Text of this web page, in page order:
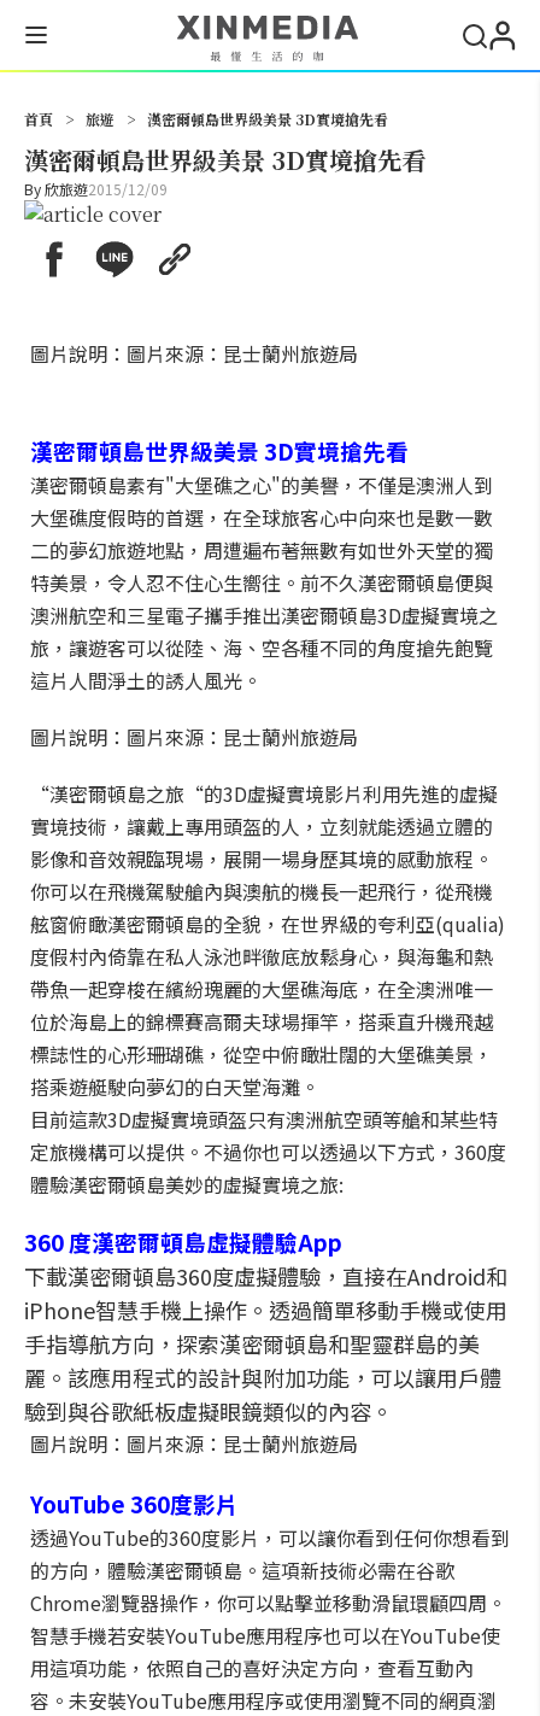
首頁 > 旅遊 > 漢密爾頓島世界級美景 3D實境搶先看
漢密爾頓島世界級美景 3D實境搶先看
By欣旅遊2015/12/09
圖片說明：圖片來源：昆士蘭州旅遊局
漢密爾頓島世界級美景3D實境搶先看
漢密爾頓島素有"大堡礁之心"的美譽，不僅是澳洲人到
大堡礁度假時的首選，在全球旅客心中向來也是數一數
二的夢幻旅遊地點，周遭遍布著無數有如世外天堂的獨
特美景，令人忍不住心生嚮往。前不久漢密爾頓島便與
澳洲航空和三星電子攜手推出漢密爾頓島3D虛擬實境之
旅，讓遊客可以從陸、海、空各種不同的角度搶先飽覽
這片人間淨土的誘人風光。
圖片說明：圖片來源：昆士蘭州旅遊局
“漢密爾頓島之旅“的3D虛擬實境影片利用先進的虛擬
實境技術，讓戴上專用頭盔的人，立刻就能透過立體的
影像和音效親臨現場，展開一場身歷其境的感動旅程。
你可以在飛機駕駛艙內與澳航的機長一起飛行，從飛機
舷窗俯瞰漢密爾頓島的全貌，在世界級的夸利亞(qualia)
度假村內倚靠在私人泳池畔徹底放鬆身心，與海龜和熱
帶魚一起穿梭在繽紛瑰麗的大堡礁海底，在全澳洲唯一
位於海島上的錦標賽高爾夫球場揮竿，搭乘直升機飛越
標誌性的心形珊瑚礁，從空中俯瞰壯闊的大堡礁美景，
搭乘遊艇駛向夢幻的白天堂海灘。
目前這款3D虛擬實境頭盔只有澳洲航空頭等艙和某些特
定旅機構可以提供。不過你也可以透過以下方式，360度
體驗漢密爾頓島美妙的虛擬實境之旅:
360度漢密爾頓島虛擬體驗App
下載漢密爾頓島360度虛擬體驗，直接在Android和
iPhone智慧手機上操作。透過簡單移動手機或使用
手指導航方向，探索漢密爾頓島和聖靈群島的美
麗。該應用程式的設計與附加功能，可以讓用戶體
驗到與谷歌紙板虛擬眼鏡類似的內容。
圖片說明：圖片來源：昆士蘭州旅遊局
YouTube 360度影片
透過YouTube的360度影片，可以讓你看到任何你想看到
的方向，體驗漢密爾頓島。這項新技術必需在谷歌
Chrome瀏覽器操作，你可以點擊並移動滑鼠環顧四周。
智慧手機若安裝YouTube應用程序也可以在YouTube使
用這項功能，依照自己的喜好決定方向，查看互動內
容。未安裝YouTube應用程序或使用瀏覽不同的網頁瀏